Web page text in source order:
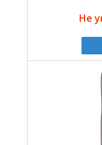
Не